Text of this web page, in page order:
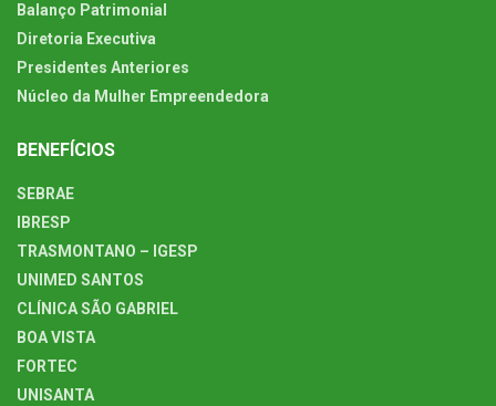
Balanço Patrimonial
Diretoria Executiva
Presidentes Anteriores
Núcleo da Mulher Empreendedora
BENEFÍCIOS
SEBRAE
IBRESP
TRASMONTANO – IGESP
UNIMED SANTOS
CLÍNICA SÃO GABRIEL
BOA VISTA
FORTEC
UNISANTA